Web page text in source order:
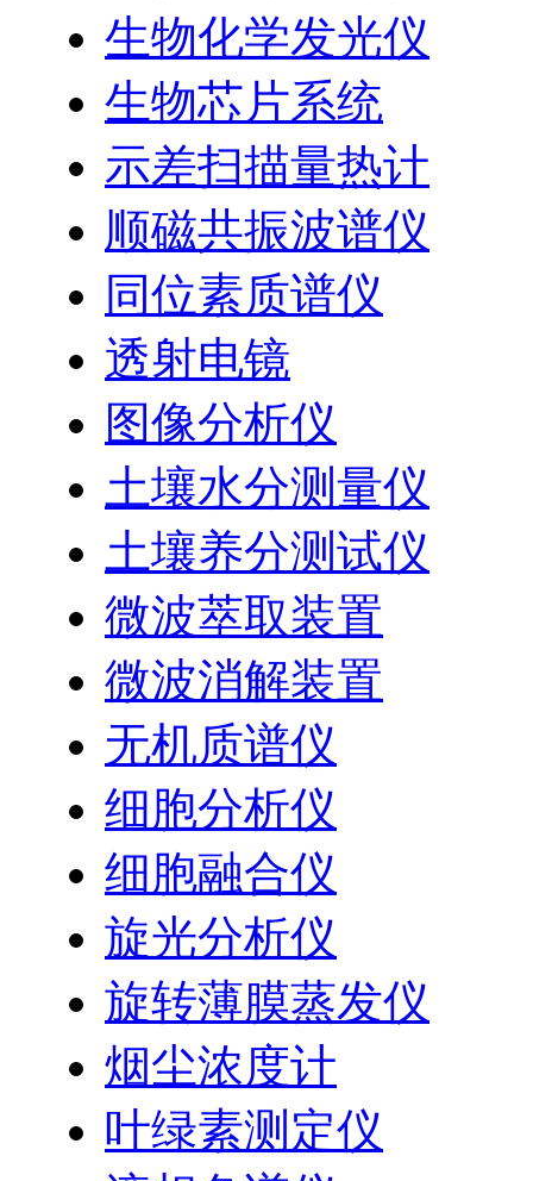
生物化学发光仪
生物芯片系统
示差扫描量热计
顺磁共振波谱仪
同位素质谱仪
透射电镜
图像分析仪
土壤水分测量仪
土壤养分测试仪
微波萃取装置
微波消解装置
无机质谱仪
细胞分析仪
细胞融合仪
旋光分析仪
旋转薄膜蒸发仪
烟尘浓度计
叶绿素测定仪